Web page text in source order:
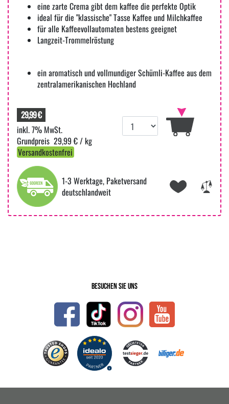
eine zarte Crema gibt dem kaffee die perfekte Optik
ideal für die "klassische" Tasse Kaffee und Milchkaffee
für alle Kaffeevollautomaten bestens geeignet
Langzeit-Trommelröstung
ein aromatisch und vollmundiger Schümli-Kaffee aus dem
zentralamerikanischen Hochland
29,99 €
inkl. 7% MwSt.
29,99 € / kg
Versandkostenfrei
1-3 Werktage, Paketversand
deutschlandweit
Besuchen Sie uns